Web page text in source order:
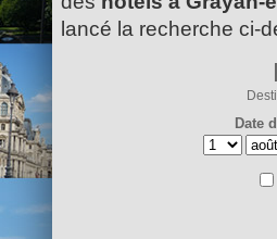
lancé la recherche ci-
Date